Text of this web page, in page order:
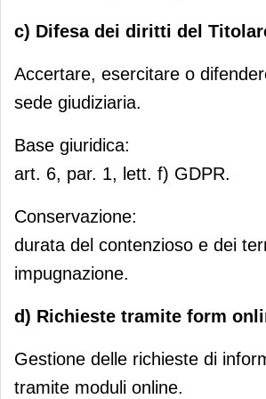
c) Difesa dei diritti del
Accertare, esercitare o
sede giudiziaria.
Base giuridica:
art. 6, par. 1, lett. f) GDPR.
Conservazione:
durata del contenzioso e dei
impugnazione.
d) Richieste tramite form
Gestione delle richieste di
tramite moduli online.